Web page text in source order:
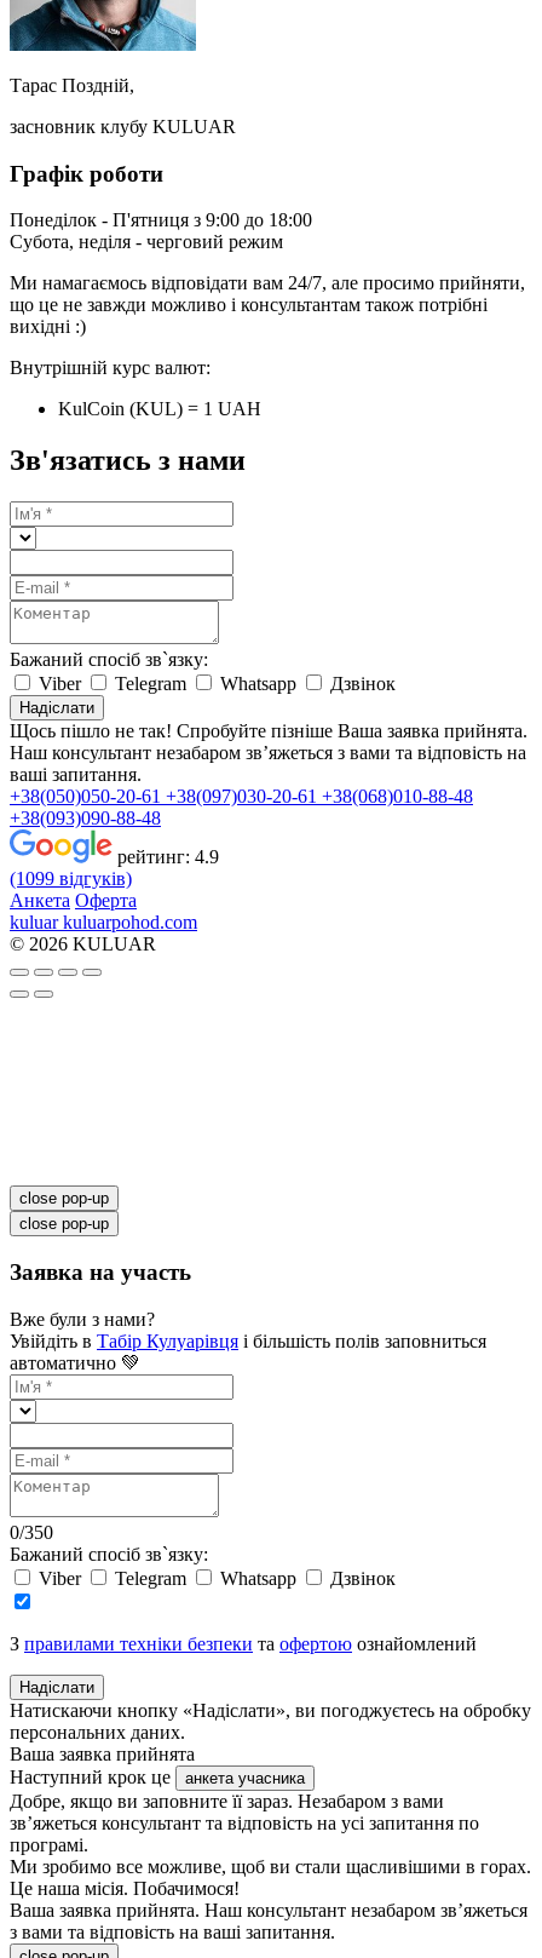
Тарас Поздній,
засновник клубу KULUAR
Графік роботи
Понеділок - П'ятниця з 9:00 до 18:00
Субота, неділя - черговий режим
Ми намагаємось відповідати вам 24/7, але просимо прийняти,
що це не завжди можливо і консультантам також потрібні
вихідні :)
Внутрішній курс валют:
KulCoin (KUL) = 1 UAH
Зв'язатись з нами
Бажаний спосіб зв`язку:
Viber
Telegram Whatsapp Дзвінок
Надіслати
Щось пішло не так! Спробуйте пізніше Ваша заявка прийнята.
Наш консультант незабаром зв’яжеться з вами та відповість на
ваші запитання.
+38(050)050-20-61 +38(097)030-20-61 +38(068)010-88-48
+38(093)090-88-48
рейтинг: 4.9
(1099 відгуків)
Анкета Оферта
kuluar kuluarpohod.com
© 2026 KULUAR
close pop-up
close pop-up
Заявка на участь
Вже були з нами?
Увійдіть в Табір Кулуарівця і більшість полів заповниться
автоматично 💚
0/350
Бажаний спосіб зв`язку:
Viber
Telegram Whatsapp Дзвінок
З правилами техніки безпеки та офертою ознайомлений
Надіслати
Натискаючи кнопку «Надіслати», ви погоджуєтесь на обробку
персональних даних.
Ваша заявка прийнята
Наступний крок це
анкета учасника
Добре, якщо ви заповните її зараз. Незабаром з вами
зв’яжеться консультант та відповість на усі запитання по
програмі.
Ми зробимо все можливе, щоб ви стали щасливішими в горах.
Це наша місія. Побачимося!
Ваша заявка прийнята. Наш консультант незабаром зв’яжеться
з вами та відповість на ваші запитання.